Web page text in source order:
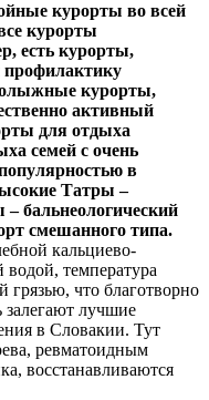
курорты во всей
курорты
есть курорты,
профилактику
курорты,
активный
для отдыха
семей с очень
в
Татры –
бальнеологический
смешанного типа.
кальциево-
температура
грязью, что благотворно
залегают лучшие
в Словакии. Тут
ревматоидным
восстанавливаются